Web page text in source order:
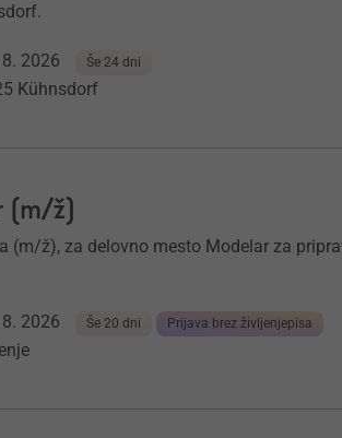
2026 Še 24 dni
Kühnsdorf
(m/ž)
(m/ž), za delovno mesto Modelar za
2026 Še 20 dni Prijava brez življenjepisa